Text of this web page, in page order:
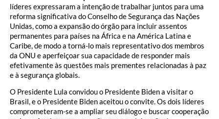
líderes expressaram a intenção de trabalhar juntos para uma
reforma significativa do Conselho de Segurança das Nações
Unidas, como a expansão do órgão para incluir assentos
permanentes para países na África e na América Latina e
Caribe, de modo a torná-lo mais representativo dos membros
da ONU e aperfeiçoar sua capacidade de responder mais
efetivamente às questões mais prementes relacionadas à paz
e à segurança globais.
O Presidente Lula convidou o Presidente Biden a visitar o
Brasil, e o Presidente Biden aceitou o convite. Os dois líderes
comprometeram-se a ampliar seu diálogo e buscar cooperação